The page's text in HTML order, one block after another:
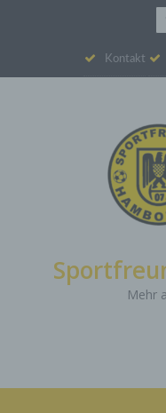
Kontakt
Mehr